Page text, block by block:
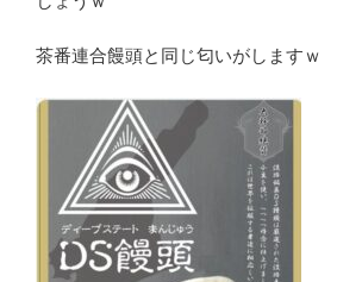
茶番連合饅頭と同じ匂いがしますｗ